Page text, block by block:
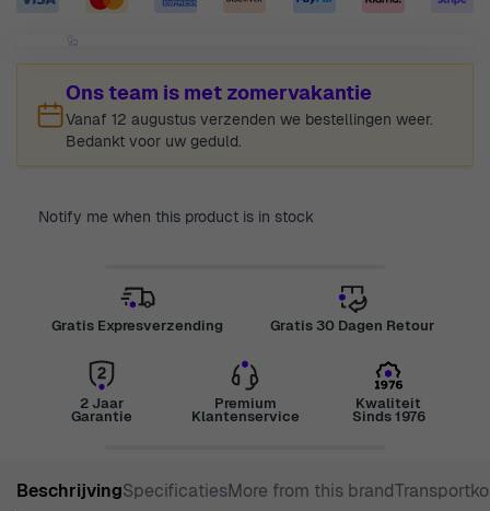
Ons team is met zomervakantie
Vanaf 12 augustus verzenden we bestellingen weer.
Bedankt voor uw geduld.
Notify me when this product is in stock
Gratis Expresverzending Gratis 30 Dagen Retour
2 Jaar
Garantie
Premium
Klantenservice
Kwaliteit
Sinds 1976
BeschrijvingSpecificatiesMore from this brand